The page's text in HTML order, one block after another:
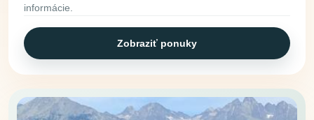
informácie.
Zobraziť ponuky